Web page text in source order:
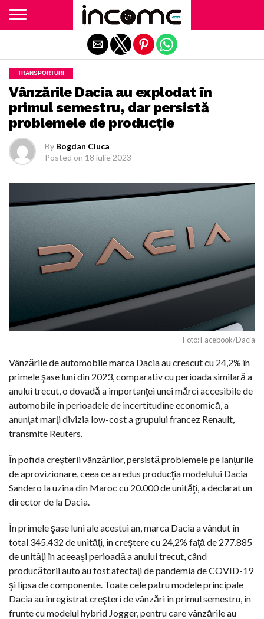
TRANSPORTURI
Vânzările Dacia au explodat în
primul semestru, dar persistă
problemele de producţie
By Bogdan Ciuca
Posted on 18 iulie 2023
Foto: Facebook/Dacia
Vânzările de automobile marca Dacia au crescut cu 24,2% în
primele şase luni din 2023, comparativ cu perioada similară a
anului trecut, o dovadă a importanţei unei mărci accesibile de
automobile în perioadele de incertitudine economică, a
anunţat marţi divizia low-cost a grupului francez Renault,
transmite Reuters.
În pofida creşterii vânzărilor, persistă problemele pe lanţurile
de aprovizionare, ceea ce a redus producţia modelului Dacia
Sandero la uzina din Maroc cu 20.000 de unităţi, a declarat un
director de la Dacia.
În primele şase luni ale acestui an, marca Dacia a vândut în
total 345.432 de unităţi, în creştere cu 24,2% faţă de 277.885
de unităţi în aceeaşi perioadă a anului trecut, când
producătorii auto au fost afectaţi de pandemia de COVID-19
şi lipsa de componente. Toate cele patru modele principale
Dacia au înregistrat creşteri de vânzări în primul semestru, în
frunte cu modelul hybrid Jogger, pentru care vânzările au
Exit mobile version